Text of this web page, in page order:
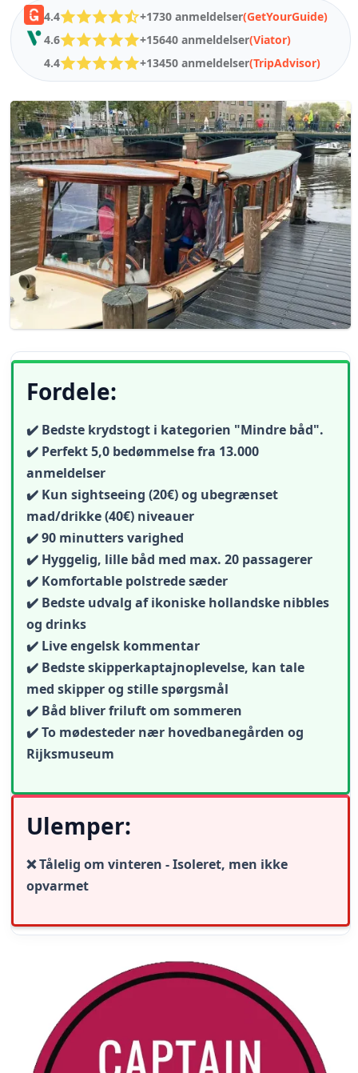
+1730 anmeldelser(GetYourGuide)
4.4
+15640 anmeldelser(Viator)
4.6
+13450 anmeldelser(TripAdvisor)
4.4
Fordele:
✔️ Bedste krydstogt i kategorien "Mindre båd".
✔️ Perfekt 5,0 bedømmelse fra 13.000
anmeldelser
✔️ Kun sightseeing (20€) og ubegrænset
mad/drikke (40€) niveauer
✔️ 90 minutters varighed
✔️ Hyggelig, lille båd med max. 20 passagerer
✔️ Komfortable polstrede sæder
✔️ Bedste udvalg af ikoniske hollandske nibbles
og drinks
✔️ Live engelsk kommentar
✔️ Bedste skipperkaptajnoplevelse, kan tale
med skipper og stille spørgsmål
✔️ Båd bliver friluft om sommeren
✔️ To mødesteder nær hovedbanegården og
Rijksmuseum
Ulemper:
❌ Tålelig om vinteren - Isoleret, men ikke
opvarmet